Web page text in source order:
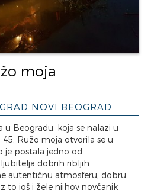
moja
NOVI BEOGRAD
u Beogradu, koja se nalazi u
Ružo moja otvorila se u
je postala jedno od
dobrih ribljih
autentičnu atmosferu, dobru
to još i žele njihov novčanik